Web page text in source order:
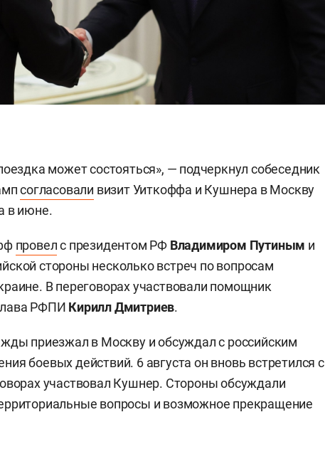
может состояться», — подчеркнул собеседник
согласовали визит Уиткоффа и Кушнера в Москву
в июне.
провелс президентом РФ Владимиром Путиным и
стороны несколько встреч по вопросам
В переговорах участвовали помощник
РФПИ Кирилл Дмитриев.
приезжал в Москву и обсуждал с российским
боевых действий. 6 августа он вновь встретился с
участвовал Кушнер. Стороны обсуждали
вопросы и возможное прекращение